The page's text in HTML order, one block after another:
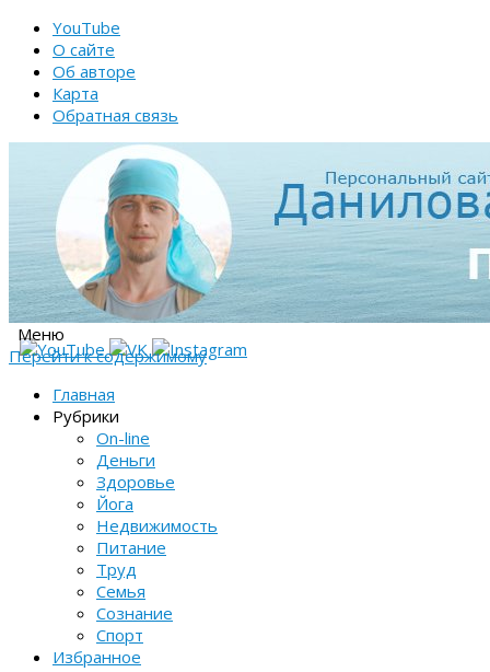
YouTube
О сайте
Об авторе
Карта
Обратная связь
Меню
Перейти к содержимому
Главная
Рубрики
On-line
Деньги
Здоровье
Йога
Недвижимость
Питание
Труд
Семья
Сознание
Спорт
Избранное